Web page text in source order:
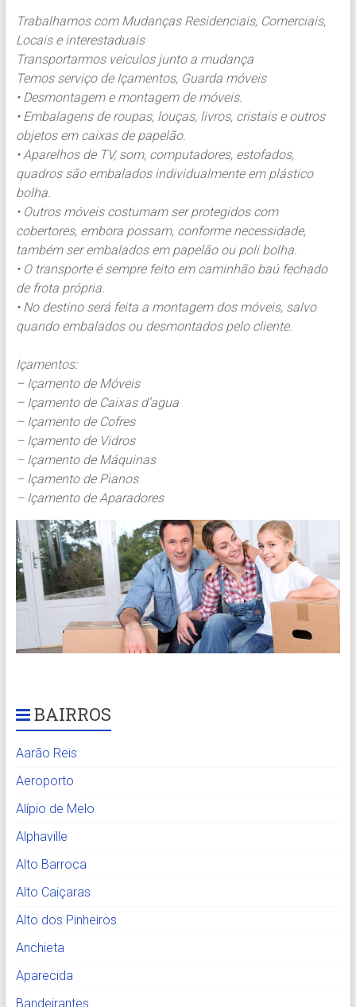
Trabalhamos com Mudanças Residenciais, Comerciais,
Locais e interestaduais
Transportarmos veículos junto a mudança
Temos serviço de Içamentos, Guarda móveis
• Desmontagem e montagem de móveis.
• Embalagens de roupas, louças, livros, cristais e outros
objetos em caixas de papelão.
• Aparelhos de TV, som, computadores, estofados,
quadros são embalados individualmente em plástico
bolha.
• Outros móveis costumam ser protegidos com
cobertores, embora possam, conforme necessidade,
também ser embalados em papelão ou poli bolha.
• O transporte é sempre feito em caminhão baú fechado
de frota própria.
• No destino será feita a montagem dos móveis, salvo
quando embalados ou desmontados pelo cliente.
Içamentos:
– Içamento de Móveis
– Içamento de Caixas d’agua
– Içamento de Cofres
– Içamento de Vidros
– Içamento de Máquinas
– Içamento de Pianos
– Içamento de Aparadores
BAIRROS
Aarão Reis
Aeroporto
Alípio de Melo
Alphaville
Alto Barroca
Alto Caiçaras
Alto dos Pinheiros
Anchieta
Aparecida
Bandeirantes